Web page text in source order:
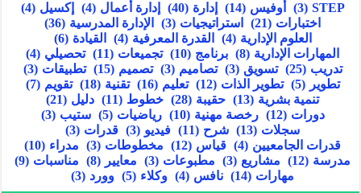
STEP
(3) أوفيس (14) إدارة (40) إدارة أعمال (4) إكسيل (4)
اختبارات (21) استراتيجيات (3) الإدارة المدرسية (36)
العلوم الإدارية (4) القدرة المعرفية (4) القيادة (6)
المهارات الإدارية (8) برنامج (10) تجميعات (11) تحصيلي (4)
تدريب (25) تسويق (3) تصاميم (3) تصميم (15) تطبيقات (3)
تطوير
(5) تطوير الذات (12) تعليم (16) تقنية (18) تقويم (7)
تنمية بشرية (13) حقيبة (28) خطوط (11) دليل (21)
دورات (12) رخصة مهنية (10) رياضيات (5) ستيب (3)
سجلات (13) شرح (11) فيديو (3) قدرات (3)
قدرات الجامعيين (4) قياس (12) مخطوطات (3) مدراء (10)
مدرسة (12) مشاريع (3) مطبوعات (3) معايير (8) مناسبات (9)
مهارات (14) نافس (4) وكلاء (5) وورد (3)